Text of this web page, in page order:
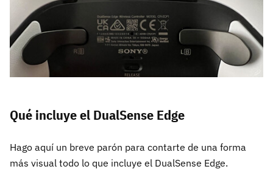
Qué incluye el DualSense Edge
Hago aquí un breve parón para contarte de una forma
más visual todo lo que incluye el DualSense Edge.